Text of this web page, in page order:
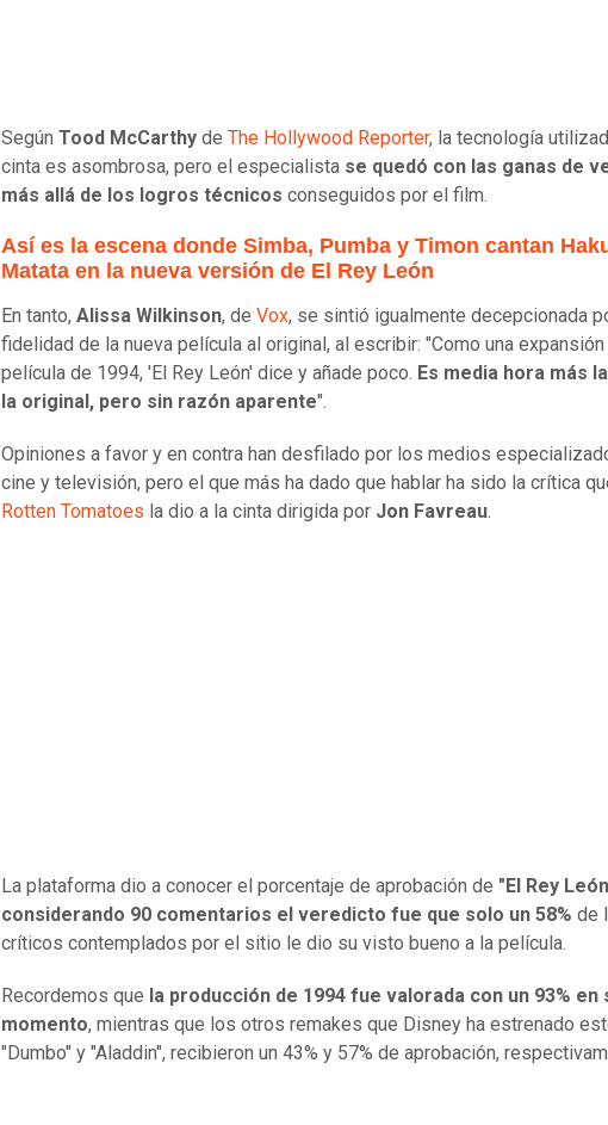
Según Tood McCarthy de The Hollywood Reporter, la tecnología
cinta es asombrosa, pero el especialista se quedó con las ganas de
más allá de los logros técnicos conseguidos por el film.
Así es la escena donde Simba, Pumba y Timon cantan
Matata en la nueva versión de El Rey León
En tanto, Alissa Wilkinson, de Vox, se sintió igualmente decepcionada
fidelidad de la nueva película al original, al escribir: "Como una
película de 1994, 'El Rey León' dice y añade poco. Es media hora más
la original, pero sin razón aparente".
Opiniones a favor y en contra han desfilado por los medios
cine y televisión, pero el que más ha dado que hablar ha sido la crítica
Rotten Tomatoes la dio a la cinta dirigida por Jon Favreau.
La plataforma dio a conocer el porcentaje de aprobación de "El Rey
considerando 90 comentarios el veredicto fue que solo un 58% de
críticos contemplados por el sitio le dio su visto bueno a la película.
Recordemos que la producción de 1994 fue valorada con un 93% en
momento, mientras que los otros remakes que Disney ha estrenado
"Dumbo" y "Aladdin", recibieron un 43% y 57% de aprobación,